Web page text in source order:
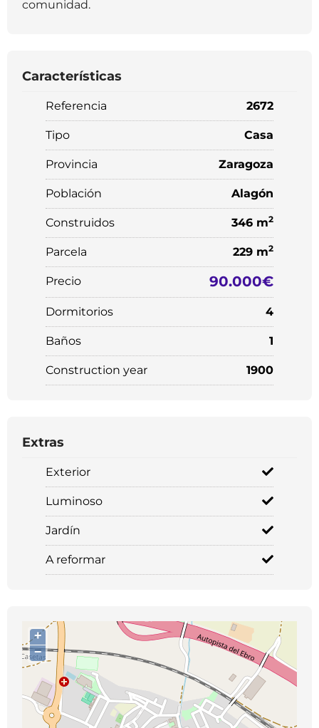
comunidad.
Características
Referencia 2672
Tipo Casa
Provincia Zaragoza
Población Alagón
Construidos 346 m2
Parcela 229 m2
Precio 90.000€
Dormitorios 4
Baños 1
Construction year 1900
Extras
Exterior
Luminoso
Jardín
A reformar
+
−